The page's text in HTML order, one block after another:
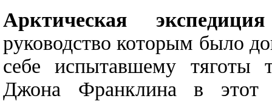
Арктическая
руководство которым было
себе испытавшему тяготы
Джона Франклина в этот